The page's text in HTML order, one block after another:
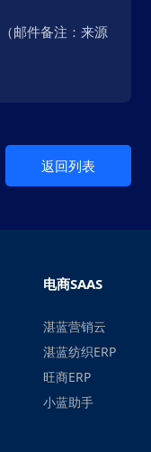
（邮件备注：来源
返回列表
电商SAAS
湛蓝营销云
湛蓝纺织ERP
旺商ERP
小蓝助手